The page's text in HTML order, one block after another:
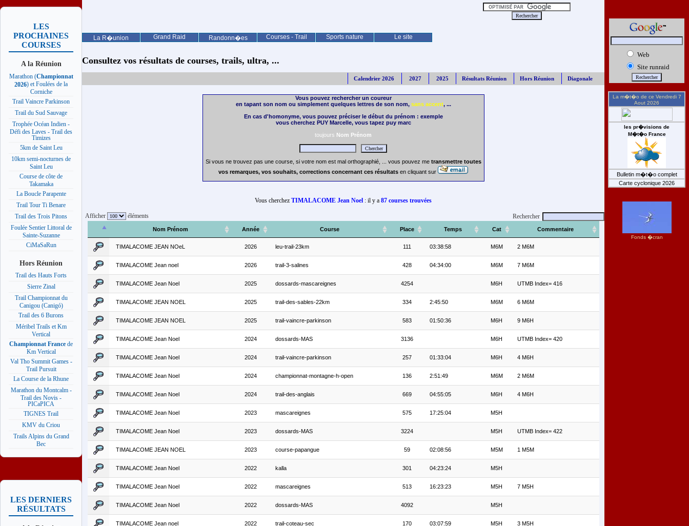
La R�union Grand Raid Randonn�es Courses - Trail Sports nature Le site
LES
PROCHAINES
COURSES
A la Réunion
Marathon (Championnat
2026) et Foulées de la
Corniche
Trail Vaincre Parkinson
Trail du Sud Sauvage
Trophée Océan Indien -
Défi des Laves - Trail des
Timizes
5km de Saint Leu
10km semi-nocturnes de
Saint Leu
Course de côte de
Takamaka
La Boucle Parapente
Trail Tour Ti Benare
Trail des Trois Pitons
Foulée Sentier Littoral de
Sainte-Suzanne
CiMaSaRun
Hors Réunion
Trail des Hauts Forts
Sierre Zinal
Trail Championnat du
Canigou (Canigó)
Trail des 6 Burons
Méribel Trails et Km
Vertical
Championnat France de
Km Vertical
Val Tho Summit Games -
Trail Pursuit
La Course de la Rhune
Marathon du Montcalm -
Trail des Novis -
PICaPICA
TIGNES Trail
KMV du Criou
Trails Alpins du Grand
Bec
LES DERNIERS
RÉSULTATS
Consultez vos résultats de courses, trails, ultra, ...
Calendrier 2026 2027 2025 Résultats Réunion Hors Réunion Diagonale
Vous pouvez rechercher un coureur
en tapant son nom ou simplement quelques lettres de son nom, sans accent, ...
En cas d'homonyme, vous pouvez préciser le début du prénom : exemple
vous cherchez PUY Marcelle, vous tapez puy marc
toujours Nom Prénom
Si vous ne trouvez pas une course, si votre nom est mal orthographié, ... vous pouvez me transmettre toutes
vos remarques, vos souhaits, corrections concernant ces résultats en cliquant sur
Vous cherchez TIMALACOME Jean Noel : il y a 87 courses trouvées
Afficher éléments Rechercher
Nom Prénom Année Course Place Temps Cat Commentaire
TIMALACOME JEAN NOeL 2026 leu-trail-23km 111 03:38:58 M6M 2 M6M
TIMALACOME Jean noel 2026 trail-3-salines 428 04:34:00 M6M 7 M6M
TIMALACOME Jean Noel 2025 dossards-mascareignes 4254 M6H UTMB Index= 416
TIMALACOME JEAN NOEL 2025 trail-des-sables-22km 334 2:45:50 M6M 6 M6M
TIMALACOME JEAN NOEL 2025 trail-vaincre-parkinson 583 01:50:36 M6H 9 M6H
TIMALACOME Jean Noel 2024 dossards-MAS 3136 M6H UTMB Index= 420
TIMALACOME Jean Noel 2024 trail-vaincre-parkinson 257 01:33:04 M6H 4 M6H
TIMALACOME Jean Noel 2024 championnat-montagne-h-open 136 2:51:49 M6M 2 M6M
TIMALACOME Jean Noel 2024 trail-des-anglais 669 04:55:05 M6H 4 M6H
TIMALACOME Jean Noel 2023 mascareignes 575 17:25:04 M5H
TIMALACOME Jean Noel 2023 dossards-MAS 3224 M5H UTMB Index= 422
TIMALACOME JEAN NOEL 2023 course-papangue 59 02:08:56 M5M 1 M5M
TIMALACOME Jean Noel 2022 kalla 301 04:23:24 M5H
TIMALACOME Jean Noel 2022 mascareignes 513 16:23:23 M5H 7 M5H
TIMALACOME Jean Noel 2022 dossards-MAS 4092 M5H
TIMALACOME Jean noel 2022 trail-coteau-sec 170 03:07:59 M5H 3 M5H
Web
Site runraid
La m�t�o de ce Vendredi 7
Aout 2026
les pr�visions de
M�t�o France
Bulletin m�t�o complet
Carte cyclonique 2026
Fonds �cran